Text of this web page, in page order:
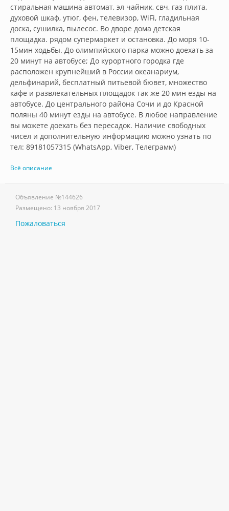
стиральная машина автомат, эл чайник, свч, газ плита,
духовой шкаф, утюг, фен, телевизор, WiFi, гладильная
доска, сушилка, пылесос. Во дворе дома детская
площадка. рядом супермаркет и остановка. До моря 10-
15мин ходьбы. До олимпийского парка можно доехать за
20 минут на автобусе; До курортного городка где
расположен крупнейший в России океанариум,
дельфинарий, бесплатный питьевой бювет, множество
кафе и развлекательных площадок так же 20 мин езды на
автобусе. До центрального района Сочи и до Красной
поляны 40 минут езды на автобусе. В любое направление
вы можете доехать без пересадок. Наличие свободных
чисел и дополнительную информацию можно узнать по
тел: 89181057315 (WhatsApp, Viber, Телеграмм)
Всё описание
Объявление №144626
Размещено: 13 ноября 2017
Пожаловаться